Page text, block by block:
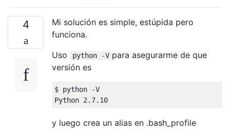
4
Mi solución es simple, estúpida pero
funciona.
Uso
python -V para asegurarme de que
versión es
$ python -
Python 2.7. 10
y luego crea un alias en .bash_profile